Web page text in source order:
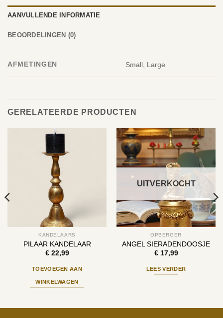
AANVULLENDE INFORMATIE
BEOORDELINGEN (0)
AFMETINGEN Small, Large
GERELATEERDE PRODUCTEN
KANDELAARS
PILAAR KANDELAAR
€22,99
TOEVOEGEN AAN
WINKELWAGEN
UITVERKOCHT
OPBERGER
ANGEL SIERADENDOOSJE
€17,99
LEES VERDER